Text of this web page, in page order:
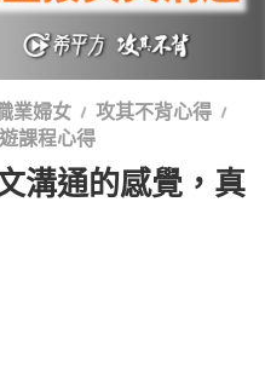
業婦女
攻其不背心得
課程心得
溝通的感覺，真